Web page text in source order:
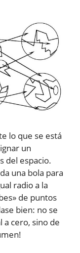
lo que se está
un
del espacio.
una bola para
radio a la
de puntos
bien: no se
a cero, sino de